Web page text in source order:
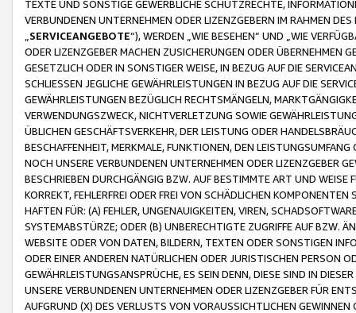
TEXTE UND SONSTIGE GEWERBLICHE SCHUTZRECHTE,
VERBUNDENEN UNTERNEHMEN ODER LIZENZGEBERN IM RAHMEN
SERVICEANGEBOTE“), WERDEN „WIE BESEHEN“ UND „WIE
ODER LIZENZGEBER MACHEN ZUSICHERUNGEN ODER ÜBERNEHMEN
GESETZLICH ODER IN SONSTIGER WEISE, IN BEZUG AUF DIE
SCHLIESSEN JEGLICHE GEWÄHRLEISTUNGEN IN BEZUG AUF DIE
GEWÄHRLEISTUNGEN BEZÜGLICH RECHTSMÄNGELN,
VERWENDUNGSZWECK, NICHTVERLETZUNG SOWIE
ÜBLICHEN GESCHÄFTSVERKEHR, DER LEISTUNG ODER
BESCHAFFENHEIT, MERKMALE, FUNKTIONEN, DEN
NOCH UNSERE VERBUNDENEN UNTERNEHMEN ODER LIZENZGEBER
BESCHRIEBEN DURCHGÄNGIG BZW. AUF BESTIMMTE ART UND
KORREKT, FEHLERFREI ODER FREI VON SCHÄDLICHEN
HAFTEN FÜR: (A) FEHLER, UNGENAUIGKEITEN, VIREN,
SYSTEMABSTÜRZE; ODER (B) UNBERECHTIGTE ZUGRIFFE AUF BZW.
WEBSITE ODER VON DATEN, BILDERN, TEXTEN ODER SONSTIGEN
ODER EINER ANDEREN NATÜRLICHEN ODER JURISTISCHEN PERSON
GEWÄHRLEISTUNGSANSPRÜCHE, ES SEIN DENN, DIESE SIND IN
UNSERE VERBUNDENEN UNTERNEHMEN ODER LIZENZGEBER FÜR
AUFGRUND (X) DES VERLUSTS VON VORAUSSICHTLICHEN